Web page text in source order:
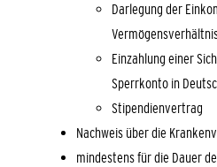
Darlegung der
Einzahlung einer
Sperrkonto in
Stipendienvertrag
Nachweis über die
mindestens für die Dauer